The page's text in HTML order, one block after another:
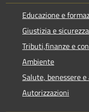
Educazione e
Giustizia e
Tributi,finanze e
Ambiente
Salute, benessere
Autorizzazioni